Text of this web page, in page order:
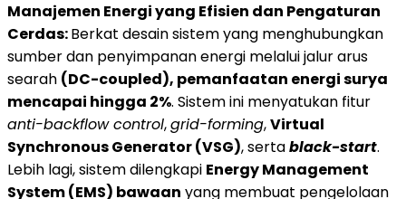
Manajemen Energi yang Efisien dan Pengaturan
Cerdas:Berkat desain sistem yang menghubungkan
sumber dan penyimpanan energi melalui jalur arus
searah (DC-coupled), pemanfaatan energi surya
mencapai hingga 2%. Sistem ini menyatukan fitur
anti-backflow control,grid-forming,Virtual
Synchronous Generator (VSG), sertablack-start.
Lebih lagi, sistem dilengkapi Energy Management
System (EMS) bawaan yang membuat pengelolaan